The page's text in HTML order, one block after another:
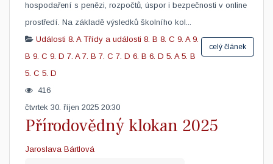
hospodaření s penězi, rozpočtů, úspor i bezpečnosti v online
prostředí. Na základě výsledků školního kol...
celý článek
Události 8. A Třídy a události 8. B 8. C 9. A 9.
B 9. C 9. D 7. A 7. B 7. C 7. D 6. B 6. D 5. A 5. B
5. C 5. D
416
čtvrtek 30. říjen 2025 20:30
Přírodovědný klokan 2025
Jaroslava Bártlová